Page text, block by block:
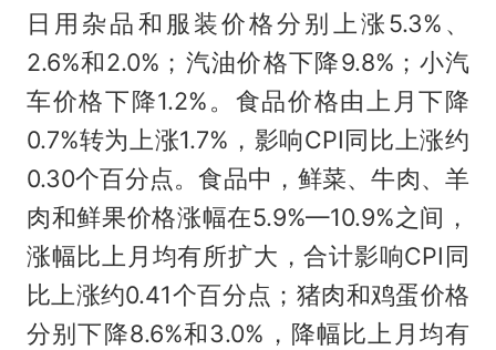
日用杂品和服装价格分别上涨5.3%、
2.6%和2.0%；汽油价格下降9.8%；小汽
车价格下降1.2%。食品价格由上月下降
0.7%转为上涨1.7%，影响CPI同比上涨约
0.30个百分点。食品中，鲜菜、牛肉、羊
肉和鲜果价格涨幅在5.9%—10.9%之间，
涨幅比上月均有所扩大，合计影响CPI同
比上涨约0.41个百分点；猪肉和鸡蛋价格
分别下降8.6%和3.0%，降幅比上月均有